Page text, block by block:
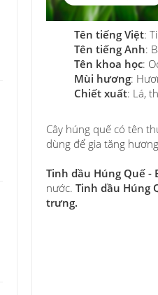
Tên tiếng Việt:
Tên tiếng Anh:
Tên khoa học:
Mùi hương:
Chiết xuất: Lá,
Cây húng quế có tên
dùng để gia tăng
Tinh dầu Húng Quế -
nước. Tinh dầu Húng
trưng.